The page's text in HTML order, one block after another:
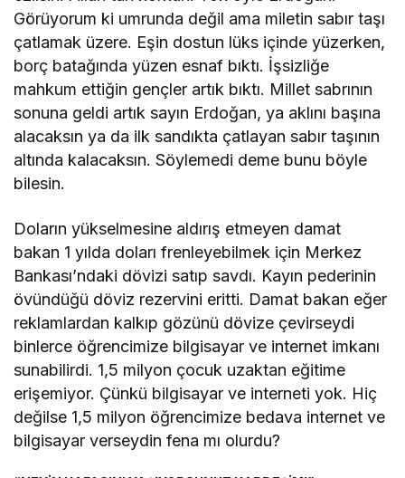
Görüyorum ki umrunda değil ama miletin sabır taşı
çatlamak üzere. Eşin dostun lüks içinde yüzerken,
borç batağında yüzen esnaf bıktı. İşsizliğe
mahkum ettiğin gençler artık bıktı. Millet sabrının
sonuna geldi artık sayın Erdoğan, ya aklını başına
alacaksın ya da ilk sandıkta çatlayan sabır taşının
altında kalacaksın. Söylemedi deme bunu böyle
bilesin.
Doların yükselmesine aldırış etmeyen damat
bakan 1 yılda doları frenleyebilmek için Merkez
Bankası’ndaki dövizi satıp savdı. Kayın pederinin
övündüğü döviz rezervini eritti. Damat bakan eğer
reklamlardan kalkıp gözünü dövize çevirseydi
binlerce öğrencimize bilgisayar ve internet imkanı
sunabilirdi. 1,5 milyon çocuk uzaktan eğitime
erişemiyor. Çünkü bilgisayar ve interneti yok. Hiç
değilse 1,5 milyon öğrencimize bedava internet ve
bilgisayar verseydin fena mı olurdu?